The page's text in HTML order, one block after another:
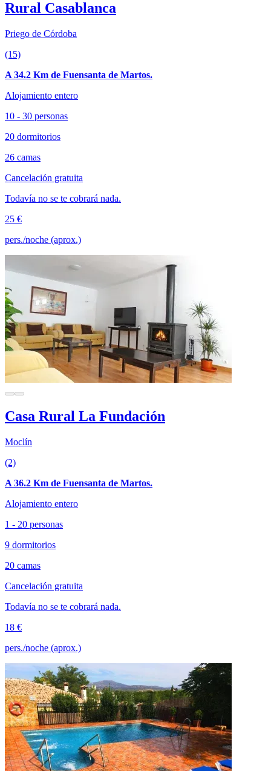
Rural Casablanca
Priego de Córdoba
(15)
A 34.2 Km de Fuensanta de Martos.
Alojamiento entero
10 - 30 personas
20 dormitorios
26 camas
Cancelación gratuita
Todavía no se te cobrará nada.
25 €
pers./noche (aprox.)
Casa Rural La Fundación
Moclín
(2)
A 36.2 Km de Fuensanta de Martos.
Alojamiento entero
1 - 20 personas
9 dormitorios
20 camas
Cancelación gratuita
Todavía no se te cobrará nada.
18 €
pers./noche (aprox.)